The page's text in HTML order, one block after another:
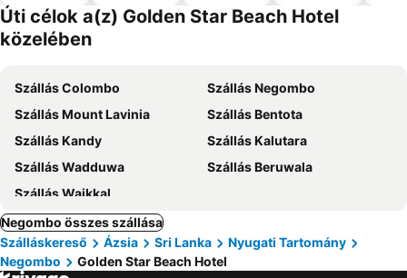
Úti célok a(z) Golden Star Beach Hotel
közelében
Szállás Colombo
Szállás Negombo
Szállás Mount Lavinia
Szállás Bentota
Szállás Kandy
Szállás Kalutara
Szállás Wadduwa
Szállás Beruwala
Szállás Waikkal
Negombo összes szállása
Szálláskereső
Ázsia Sri Lanka
Nyugati Tartomány
Negombo
Golden Star Beach Hotel